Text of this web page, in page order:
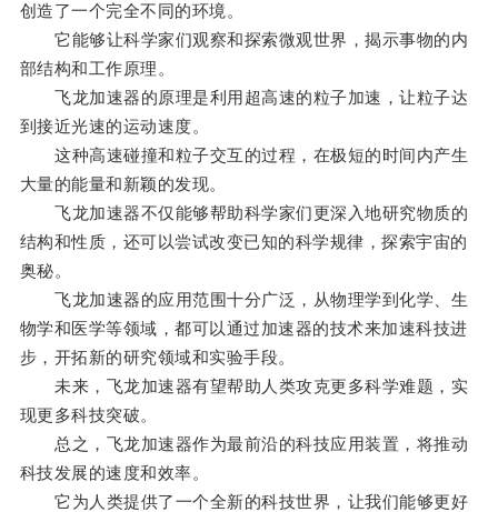
创造了一个完全不同的环境。
它能够让科学家们观察和探索微观世界，揭示事物的内
部结构和工作原理。
飞龙加速器的原理是利用超高速的粒子加速，让粒子达
到接近光速的运动速度。
这种高速碰撞和粒子交互的过程，在极短的时间内产生
大量的能量和新颖的发现。
飞龙加速器不仅能够帮助科学家们更深入地研究物质的
结构和性质，还可以尝试改变已知的科学规律，探索宇宙的
奥秘。
飞龙加速器的应用范围十分广泛，从物理学到化学、生
物学和医学等领域，都可以通过加速器的技术来加速科技进
步，开拓新的研究领域和实验手段。
未来，飞龙加速器有望帮助人类攻克更多科学难题，实
现更多科技突破。
总之，飞龙加速器作为最前沿的科技应用装置，将推动
科技发展的速度和效率。
它为人类提供了一个全新的科技世界，让我们能够更好